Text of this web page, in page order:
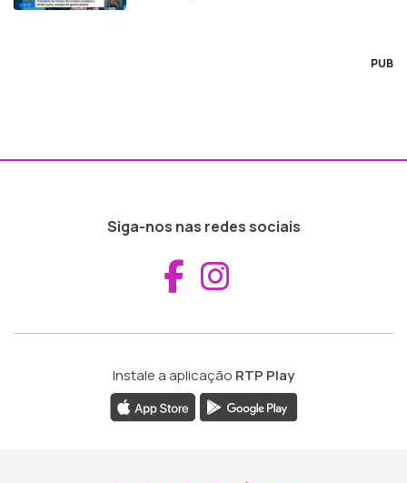
PUB
Siga-nos nas redes sociais
Aceder ao
Instale a aplicação RTP Play